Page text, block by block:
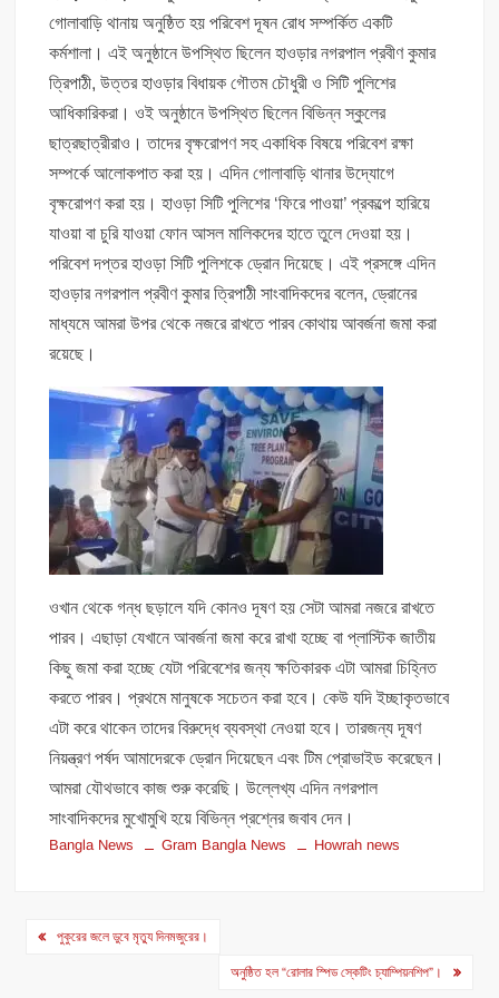
গোলাবাড়ি থানায় অনুষ্ঠিত হয় পরিবেশ দূষন রোধ সম্পর্কিত একটি
কর্মশালা। এই অনুষ্ঠানে উপস্থিত ছিলেন হাওড়ার নগরপাল প্রবীণ কুমার
ত্রিপাঠী, উত্তর হাওড়ার বিধায়ক গৌতম চৌধুরী ও সিটি পুলিশের
আধিকারিকরা। ওই অনুষ্ঠানে উপস্থিত ছিলেন বিভিন্ন স্কুলের
ছাত্রছাত্রীরাও। তাদের বৃক্ষরোপণ সহ একাধিক বিষয়ে পরিবেশ রক্ষা
সম্পর্কে আলোকপাত করা হয়। এদিন গোলাবাড়ি থানার উদ্যোগে
বৃক্ষরোপণ করা হয়। হাওড়া সিটি পুলিশের ‘ফিরে পাওয়া’ প্রকল্পে হারিয়ে
যাওয়া বা চুরি যাওয়া ফোন আসল মালিকদের হাতে তুলে দেওয়া হয়।
পরিবেশ দপ্তর হাওড়া সিটি পুলিশকে ড্রোন দিয়েছে। এই প্রসঙ্গে এদিন
হাওড়ার নগরপাল প্রবীণ কুমার ত্রিপাঠী সাংবাদিকদের বলেন, ড্রোনের
মাধ্যমে আমরা উপর থেকে নজরে রাখতে পারব কোথায় আবর্জনা জমা করা
রয়েছে।
ওখান থেকে গন্ধ ছড়ালে যদি কোনও দূষণ হয় সেটা আমরা নজরে রাখতে
পারব। এছাড়া যেখানে আবর্জনা জমা করে রাখা হচ্ছে বা প্লাস্টিক জাতীয়
কিছু জমা করা হচ্ছে যেটা পরিবেশের জন্য ক্ষতিকারক এটা আমরা চিহ্নিত
করতে পারব। প্রথমে মানুষকে সচেতন করা হবে। কেউ যদি ইচ্ছাকৃতভাবে
এটা করে থাকেন তাদের বিরুদ্ধে ব্যবস্থা নেওয়া হবে। তারজন্য দূষণ
নিয়ন্ত্রণ পর্ষদ আমাদেরকে ড্রোন দিয়েছেন এবং টিম প্রোভাইড করেছেন।
আমরা যৌথভাবে কাজ শুরু করেছি। উল্লেখ্য এদিন নগরপাল
সাংবাদিকদের মুখোমুখি হয়ে বিভিন্ন প্রশ্নের জবাব দেন।
Bangla News Gram Bangla News Howrah news
Post
পুকুরের জলে ডুবে মৃত্যু দিনমজুরের।
অনুষ্ঠিত হল “রোলার স্পিড স্কেটিং চ্যাম্পিয়নশিপ”।